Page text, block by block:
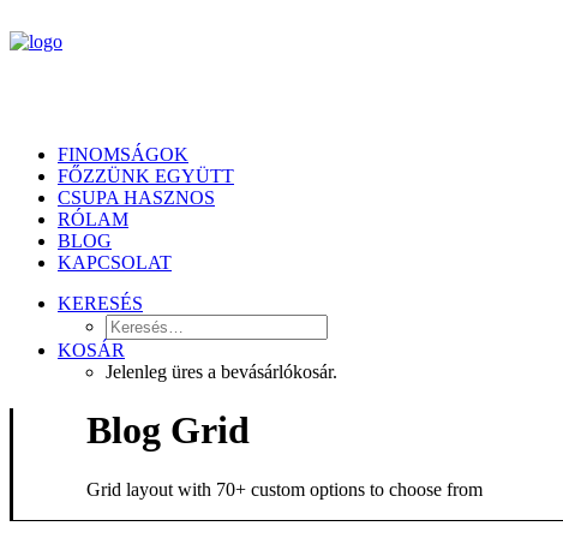
FINOMSÁGOK
FŐZZÜNK EGYÜTT
CSUPA HASZNOS
RÓLAM
BLOG
KAPCSOLAT
KERESÉS
KOSÁR
Jelenleg üres a bevásárlókosár.
Blog Grid
Grid layout with 70+ custom options to choose from